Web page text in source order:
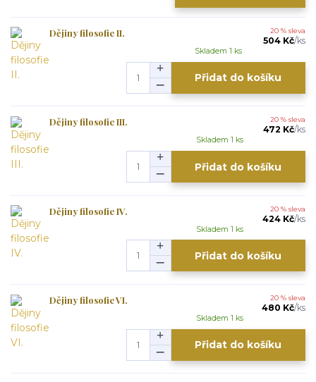
Dějiny filosofie II. 20 % sleva
504 Kč/ks
Skladem 1 ks
Přidat do košíku
Dějiny filosofie III. 20 % sleva
472 Kč/ks
Skladem 1 ks
Přidat do košíku
Dějiny filosofie IV. 20 % sleva
424 Kč/ks
Skladem 1 ks
Přidat do košíku
Dějiny filosofie VI. 20 % sleva
480 Kč/ks
Skladem 1 ks
Přidat do košíku